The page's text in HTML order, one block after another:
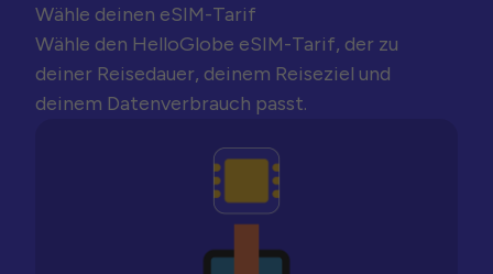
Wähle deinen eSIM-Tarif
Wähle den HelloGlobe eSIM-Tarif, der zu
deiner Reisedauer, deinem Reiseziel und
deinem Datenverbrauch passt.